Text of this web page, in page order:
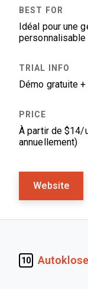
Idéal pour une
personnalisable
Démo gratuite
À partir de
annuellement)
Website
10 Autoklose